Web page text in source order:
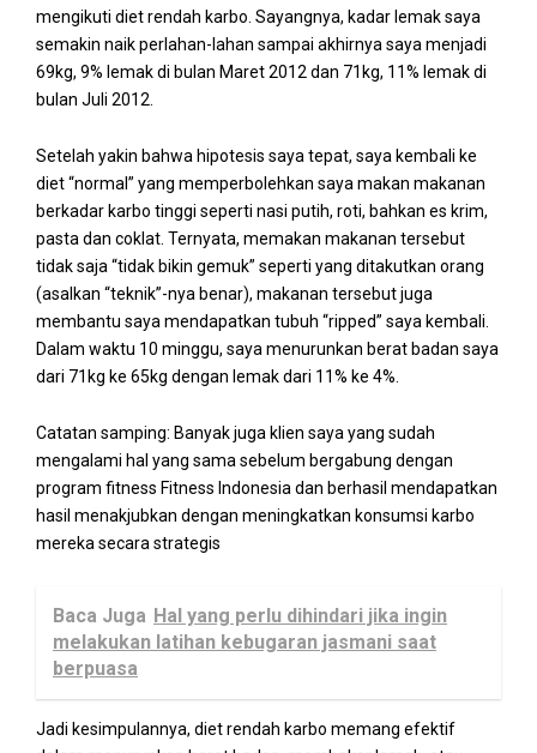
mengikuti diet rendah karbo. Sayangnya, kadar lemak saya
semakin naik perlahan-lahan sampai akhirnya saya menjadi
69kg, 9% lemak di bulan Maret 2012 dan 71kg, 11% lemak di
bulan Juli 2012.
Setelah yakin bahwa hipotesis saya tepat, saya kembali ke
diet “normal” yang memperbolehkan saya makan makanan
berkadar karbo tinggi seperti nasi putih, roti, bahkan es krim,
pasta dan coklat. Ternyata, memakan makanan tersebut
tidak saja “tidak bikin gemuk” seperti yang ditakutkan orang
(asalkan “teknik”-nya benar), makanan tersebut juga
membantu saya mendapatkan tubuh “ripped” saya kembali.
Dalam waktu 10 minggu, saya menurunkan berat badan saya
dari 71kg ke 65kg dengan lemak dari 11% ke 4%.
Catatan samping: Banyak juga klien saya yang sudah
mengalami hal yang sama sebelum bergabung dengan
program fitness Fitness Indonesia dan berhasil mendapatkan
hasil menakjubkan dengan meningkatkan konsumsi karbo
mereka secara strategis
Baca Juga Hal yang perlu dihindari jika ingin
melakukan latihan kebugaran jasmani saat
berpuasa
Jadi kesimpulannya, diet rendah karbo memang efektif